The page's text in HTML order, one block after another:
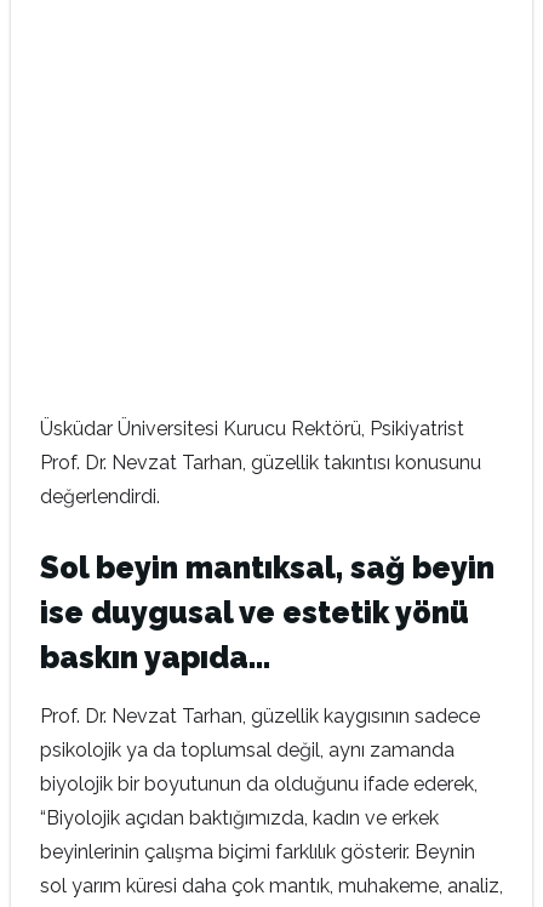
Üsküdar Üniversitesi Kurucu Rektörü, Psikiyatrist
Prof. Dr. Nevzat Tarhan, güzellik takıntısı konusunu
değerlendirdi.
Sol beyin mantıksal, sağ beyin
ise duygusal ve estetik yönü
baskın yapıda…
Prof. Dr. Nevzat Tarhan, güzellik kaygısının sadece
psikolojik ya da toplumsal değil, aynı zamanda
biyolojik bir boyutunun da olduğunu ifade ederek,
“Biyolojik açıdan baktığımızda, kadın ve erkek
beyinlerinin çalışma biçimi farklılık gösterir. Beynin
sol yarım küresi daha çok mantık, muhakeme, analiz,